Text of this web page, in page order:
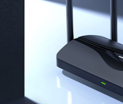
bezproblémovou Mesh Wi-
která zabraňuje výpadkům a
Snadné nastavení a použit:
aplikací MERCUSYS nikdy